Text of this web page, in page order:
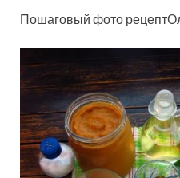
Пошаговый фото